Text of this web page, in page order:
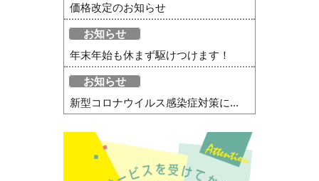
価格改定のお知らせ
お知らせ
年末年始も休まず駆けつけます！
お知らせ
新型コロナウイルス感染症対策に...